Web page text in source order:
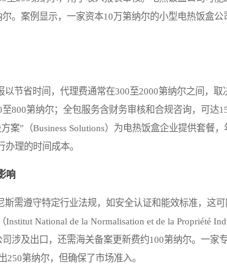
。案例显示，一家资本10万第纳尔的小型电热饭盒公
节省时间，代理费通常在300至2000第纳尔之间，取
800第纳尔；全包服务含财务审核和合规咨询，可达
案”（Business Solutions）为电热饭盒企业提供套餐
理的时间成本。
响
需遵守特定行业法规，如安全认证和能效标准，这可
National de la Normalisation et de la Propriété
涉及出口，还需海关备案更新费约100第纳尔。一家
250第纳尔，但确保了市场准入。